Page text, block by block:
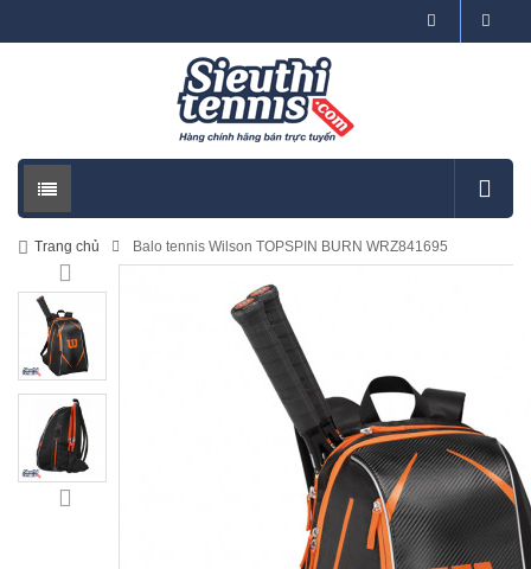
Trang chủ Balo tennis Wilson TOPSPIN BURN WRZ841695